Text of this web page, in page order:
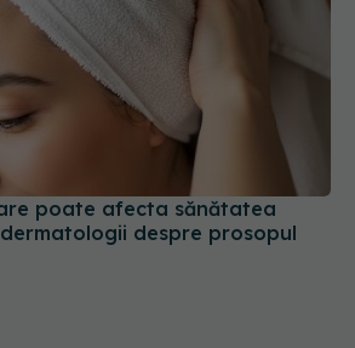
poate afecta sănătatea
dermatologii despre prosopul